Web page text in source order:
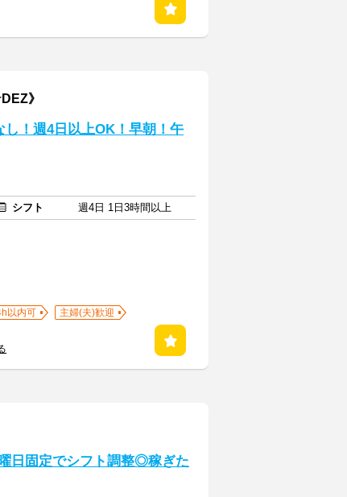
》
し！週4日以上OK！早朝！午
シフト
週4日 1日3時間以上
以内可
主婦(夫)歓迎
日固定でシフト調整◎稼ぎた